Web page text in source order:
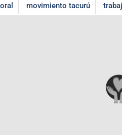
movimiento tacurú